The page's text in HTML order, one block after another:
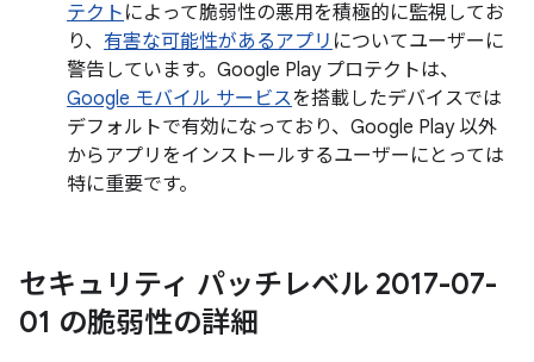
テクト によって脆弱性の悪用を積極的に監視してお
り、 有害な可能性があるアプリ についてユーザーに
警告しています。Google Play プロテクトは、
Google モバイル サービスを搭載したデバイスでは
デフォルトで有効になっており、Google Play 以外
からアプリをインストールするユーザーにとっては
特に重要です。
セキュリティ パッチレベル 2017-07-
01 の脆弱性の詳細